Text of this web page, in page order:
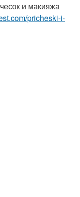
и макияжа
pricheski-i-